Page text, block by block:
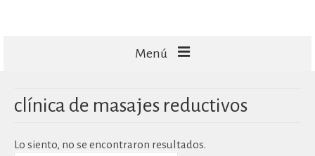
Menú
CAPILARES
clínica de masajes reductivos
Lo siento, no se encontraron resultados.